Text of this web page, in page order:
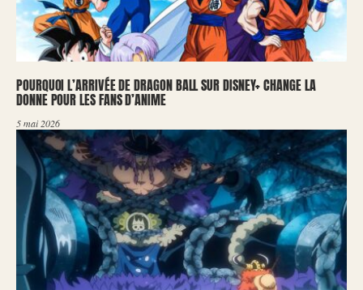
POURQUOI L’ARRIVÉE DE DRAGON BALL SUR DISNEY+ CHANGE LA
DONNE POUR LES FANS D’ANIME
5 mai 2026